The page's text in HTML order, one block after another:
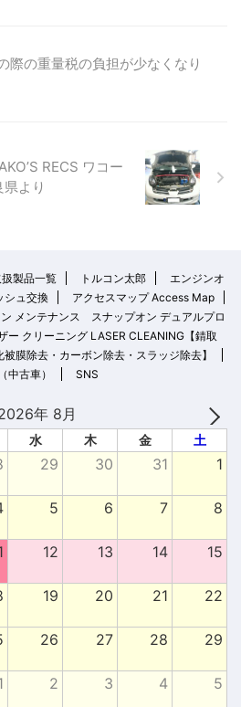
際の重量税の負担が少なくなり
RECS ワコー
より
製品一覧 トルコン太郎
エンジンオ
シュ交換
アクセスマップ Access Map
メンテナンス スナップオン デュアルプロ
ー クリーニング LASER CLEANING【錆取
膜除去・カーボン除去・スラッジ除去】
中古車）
SNS
年 8月
水 木 金 土
29 30 31 1
5 6 7 8
12 13 14 15
19 20 21 22
26 27 28 29
2 3 4 5